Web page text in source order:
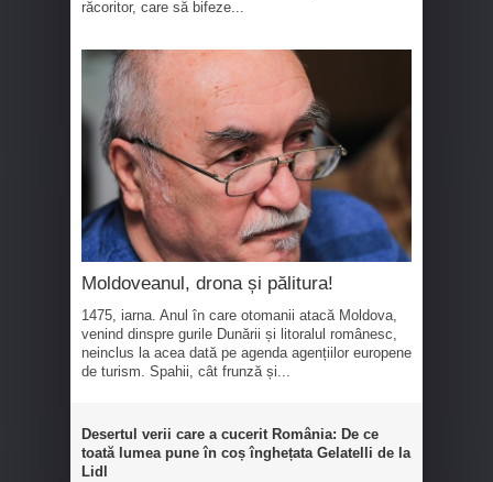
răcoritor, care să bifeze...
Moldoveanul, drona și pălitura!
1475, iarna. Anul în care otomanii atacă Moldova,
venind dinspre gurile Dunării și litoralul românesc,
neinclus la acea dată pe agenda agențiilor europene
de turism. Spahii, cât frunză și...
Desertul verii care a cucerit România: De ce
toată lumea pune în coș înghețata Gelatelli de la
Lidl